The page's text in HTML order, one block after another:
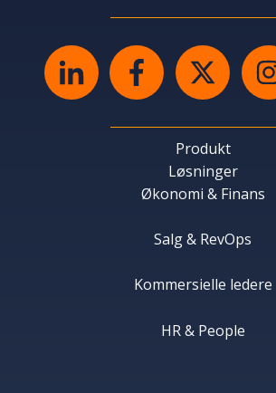
Produkt
Løsninger
Økonomi & Finans
Salg & RevOps
Kommersielle ledere
HR & People